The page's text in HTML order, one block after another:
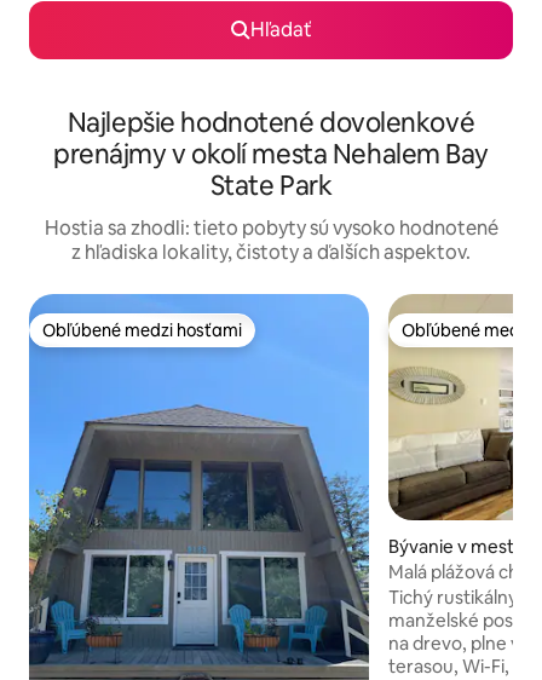
Hľadať
Najlepšie hodnotené dovolenkové
prenájmy v okolí mesta Nehalem Bay
State Park
Hostia sa zhodli: tieto pobyty sú vysoko hodnotené
z hľadiska lokality, čistoty a ďalších aspektov.
Obľúbené medzi hosťami
Obľúbené medzi hosťami Obľúbené medzi
Obľúbené medzi
Bývanie v meste
a
Malá plážová
Tichý rustikálny
manželské
na drevo, plne
terasou, Wi-Fi,